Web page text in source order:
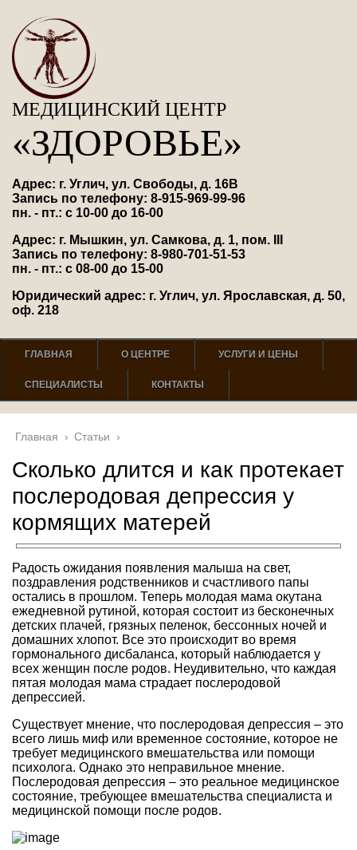
МЕДИЦИНСКИЙ ЦЕНТР
«ЗДОРОВЬЕ»
Адрес: г. Углич, ул. Свободы, д. 16В
Запись по телефону: 8-915-969-99-96
пн. - пт.: с 10-00 до 16-00
Адрес: г. Мышкин, ул. Самкова, д. 1, пом. III
Запись по телефону: 8-980-701-51-53
пн. - пт.: с 08-00 до 15-00
Юридический адрес: г. Углич, ул. Ярославская, д. 50,
оф. 218
ГЛАВНАЯ О ЦЕНТРЕ УСЛУГИ И ЦЕНЫ
СПЕЦИАЛИСТЫ КОНТАКТЫ
Главная › Статьи ›
Сколько длится и как протекает
послеродовая депрессия у
кормящих матерей
Радость ожидания появления малыша на свет,
поздравления родственников и счастливого папы
остались в прошлом. Теперь молодая мама окутана
ежедневной рутиной, которая состоит из бесконечных
детских плачей, грязных пеленок, бессонных ночей и
домашних хлопот. Все это происходит во время
гормонального дисбаланса, который наблюдается у
всех женщин после родов. Неудивительно, что каждая
пятая молодая мама страдает послеродовой
депрессией.
Существует мнение, что послеродовая депрессия – это
всего лишь миф или временное состояние, которое не
требует медицинского вмешательства или помощи
психолога. Однако это неправильное мнение.
Послеродовая депрессия – это реальное медицинское
состояние, требующее вмешательства специалиста и
медицинской помощи после родов.